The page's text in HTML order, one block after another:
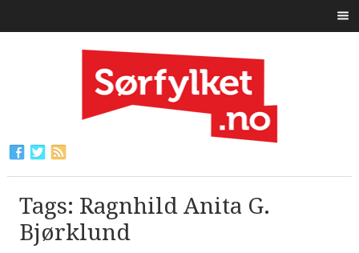
Tags: Ragnhild Anita G.
Bjørklund